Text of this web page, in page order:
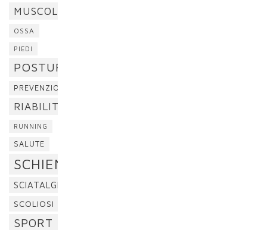
MUSCOLI
OSSA
PIEDI
POSTURA
PREVENZIONE
RIABILITAZIONE
RUNNING
SALUTE
SCHIENA
SCIATALGIA
SCOLIOSI
SPORT